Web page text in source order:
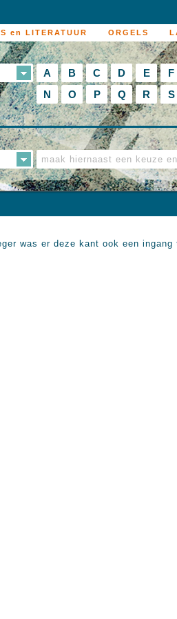
en LITERATUUR ORGELS
A B C D E F
N
O P Q R S
was er deze kant ook een